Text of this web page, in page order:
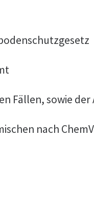
Fällen, sowie
nach